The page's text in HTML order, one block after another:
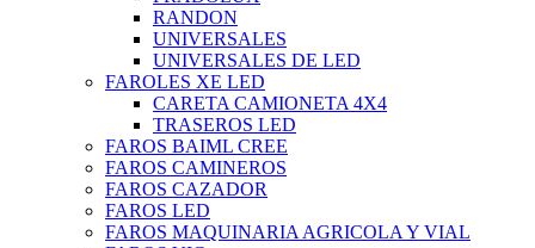
RANDON
UNIVERSALES
UNIVERSALES DE LED
FAROLES XE LED
CARETA CAMIONETA 4X4
TRASEROS LED
FAROS BAIML CREE
FAROS CAMINEROS
FAROS CAZADOR
FAROS LED
FAROS MAQUINARIA AGRICOLA Y VIAL